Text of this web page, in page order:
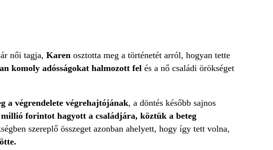
női tagja, Karen osztotta meg a történetét arról, hogyan tette
komoly adósságokat halmozott fel és a nő családi örökséget
a végrendelete végrehajtójának, a döntés később sajnos
millió forintot hagyott a családjára, köztük a beteg
szereplő összeget azonban ahelyett, hogy így tett volna,